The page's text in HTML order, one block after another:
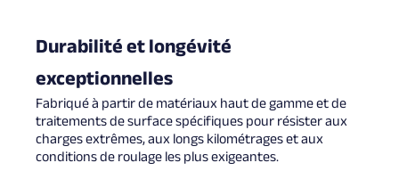
Durabilité et longévité
exceptionnelles
Fabriqué à partir de matériaux haut de gamme et de
traitements de surface spécifiques pour résister aux
charges extrêmes, aux longs kilométrages et aux
conditions de roulage les plus exigeantes.